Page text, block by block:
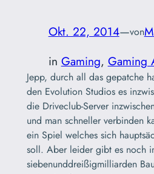
Okt. 22, 2014—von
in Gaming, Gaming
Jepp, durch all das gepatche
den Evolution Studios es
die Driveclub-Server
und man schneller verbinden
ein Spiel welches sich
soll. Aber leider gibt es noch
siebenunddreißigmilliarden